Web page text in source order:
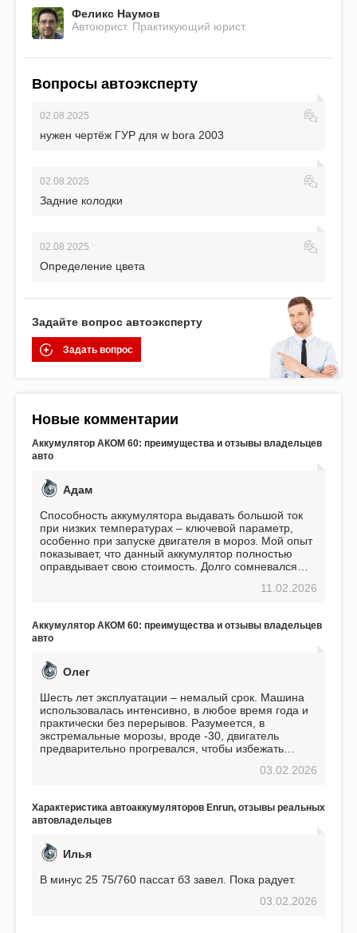
Феликс Наумов
Автоюрист. Практикующий юрист.
Вопросы автоэксперту
02.08.2025
нужен чертёж ГУР для w bora 2003
02.08.2025
Задние колодки
02.08.2025
Определение цвета
Задайте вопрос автоэксперту
Задать вопрос
Новые комментарии
Аккумулятор АКОМ 60: преимущества и отзывы владельцев
авто
Адам
Способность аккумулятора выдавать большой ток
при низких температурах – ключевой параметр,
особенно при запуске двигателя в мороз. Мой опыт
показывает, что данный аккумулятор полностью
оправдывает свою стоимость. Долго сомневался
пожалел. Считаю, что это отличное вложение,11.02.2026
Аккумулятор АКОМ 60: преимущества и отзывы владельцев
авто
Олег
Шесть лет эксплуатации – немалый срок. Машина
использовалась интенсивно, в любое время года и
практически без перерывов. Разумеется, в
экстремальные морозы, вроде -30, двигатель
предварительно прогревался, чтобы избежать
использования не было ни единой поломки,
EFB 75. Судя по характеристикам, он даже
превосходит предыдущую модель.
03.02.2026
Характеристика автоаккумуляторов Enrun, отзывы реальных
автовладельцев
Илья
В минус 25 75/760 пассат б3 завел. Пока радует.
03.02.2026